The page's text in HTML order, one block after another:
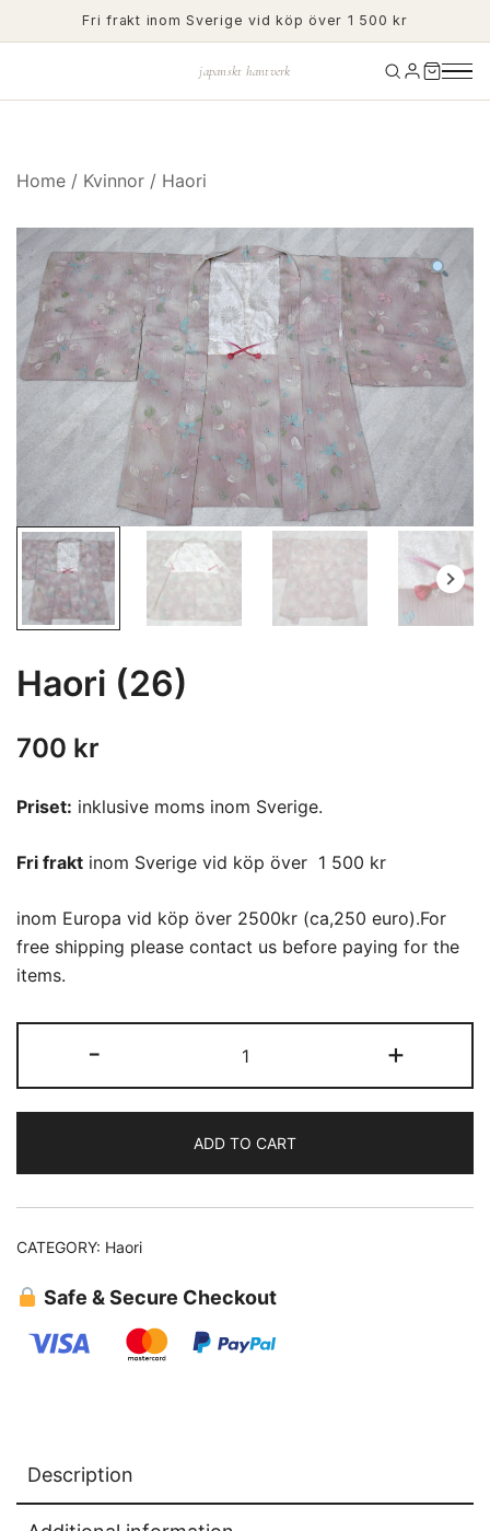
to
Fri frakt inom Sverige vid köp över 1 500 kr
japanskt hantverk
Home / Kvinnor / Haori
Haori (26)
700 kr
Priset: inklusive moms inom Sverige.
Fri frakt inom Sverige vid köp över 1 500 kr
inom Europa vid köp över 2500kr (ca,250 euro).For
free shipping please contact us before paying for the
items.
-
(26)
quantity
+
ADD TO CART
CATEGORY: Haori
Safe & Secure Checkout
Description